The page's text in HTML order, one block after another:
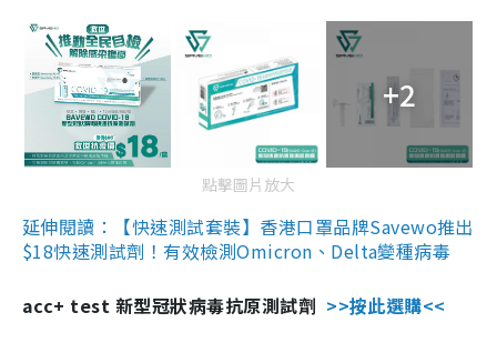
+2
點擊圖片放大
延伸閱讀：【快速測試套裝】香港口罩品牌Savewo推出
$18快速測試劑！有效檢測Omicron、Delta變種病毒
acc+ test 新型冠狀病毒抗原測試劑 >>按此選購<<